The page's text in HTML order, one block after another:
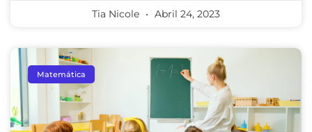
Tia Nicole Abril 24, 2023
Matemática